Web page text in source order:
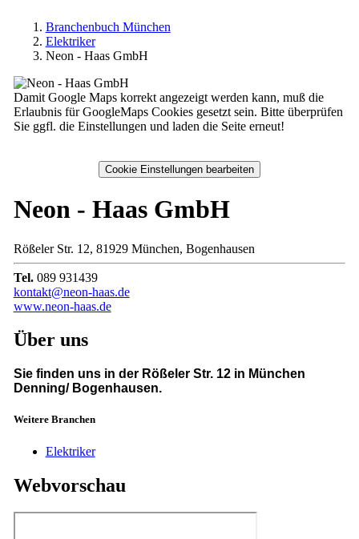
Branchenbuch München
Elektriker
Neon - Haas GmbH
Damit Google Maps korrekt angezeigt werden kann, muß die
Erlaubnis für GoogleMaps Cookies gesetzt sein. Bitte überprüfen
Sie ggfl. die Einstellungen und laden die Seite erneut!
Cookie Einstellungen bearbeiten
Neon - Haas GmbH
Rößeler Str. 12, 81929 München, Bogenhausen
Tel. 089 931439
kontakt@neon-haas.de
www.neon-haas.de
Über uns
Sie finden uns in der Rößeler Str. 12 in München
Denning/ Bogenhausen.
Weitere Branchen
Elektriker
Webvorschau